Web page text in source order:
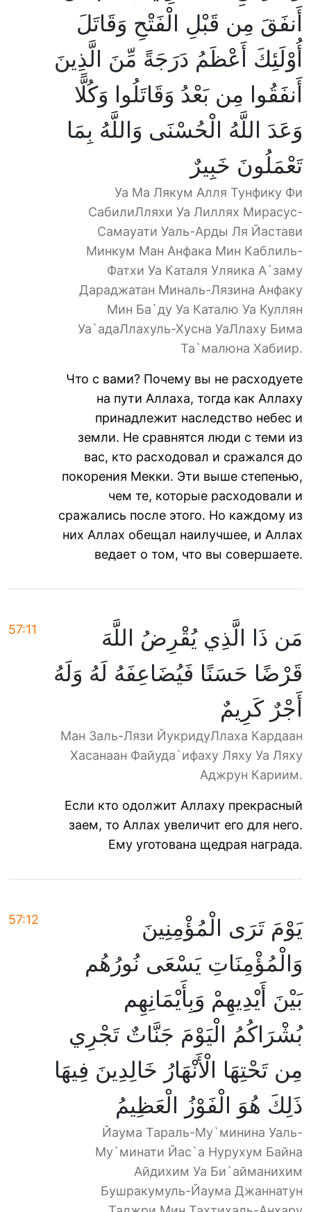
أَنفَقَ مِن قَبْلِ الْفَتْحِ وَقَاتَلَ
أُوْلَئِكَ أَعْظَمُ دَرَجَةً مِّنَ الَّذِينَ
أَنفَقُوا مِن بَعْدُ وَقَاتَلُوا وَكُلًّا
وَعَدَ اللَّهُ الْحُسْنَى وَاللَّهُ بِمَا
تَعْمَلُونَ خَبِيرٌ
Уа Ма Лякум Алля Тунфику Фи
СабилиЛляхи Уа Лиллях Мирасус-
Самауати Уаль-Арды Ля Йастави
Минкум Ман Анфака Мин Каблиль-
Фатхи Уа Каталя Уляика А`заму
Дараджатан Миналь-Лязина Анфаку
Мин Ба`ду Уа Каталю Уа Куллян
Уа`адаЛлахуль-Хусна УаЛлаху Бима
Та`малюна Хабиир.
Что с вами? Почему вы не расходуете
на пути Аллаха, тогда как Аллаху
принадлежит наследство небес и
земли. Не сравнятся люди с теми из
вас, кто расходовал и сражался до
покорения Мекки. Эти выше степенью,
чем те, которые расходовали и
сражались после этого. Но каждому из
них Аллах обещал наилучшее, и Аллах
ведает о том, что вы совершаете.
57:11
مَن ذَا الَّذِي يُقْرِضُ اللَّهَ
قَرْضًا حَسَنًا فَيُضَاعِفَهُ لَهُ وَلَهُ
أَجْرٌ كَرِيمٌ
Ман Заль-Лязи ЙукридуЛлаха Кардаан
Хасанаан Файуда`ифаху Ляху Уа Ляху
Аджрун Кариим.
Если кто одолжит Аллаху прекрасный
заем, то Аллах увеличит его для него.
Ему уготована щедрая награда.
57:12
يَوْمَ تَرَى الْمُؤْمِنِينَ
وَالْمُؤْمِنَاتِ يَسْعَى نُورُهُم
بَيْنَ أَيْدِيهِمْ وَبِأَيْمَانِهِم
بُشْرَاكُمُ الْيَوْمَ جَنَّاتٌ تَجْرِي
مِن تَحْتِهَا الْأَنْهَارُ خَالِدِينَ فِيهَا
ذَلِكَ هُوَ الْفَوْزُ الْعَظِيمُ
Йаума Тараль-Му`минина Уаль-
Му`минати Йас`а Нурухум Байна
Айдихим Уа Би`айманихим
Бушракумуль-Йаума Джаннатун